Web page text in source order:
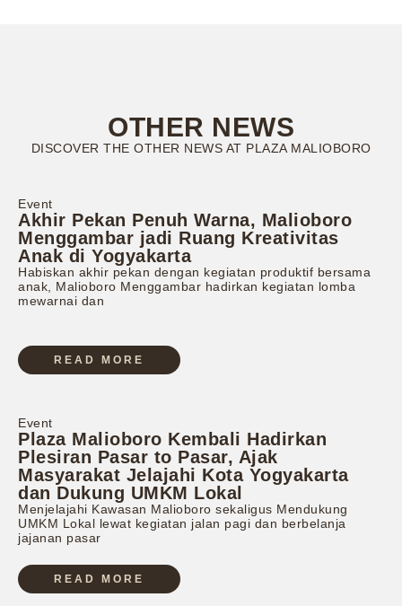
OTHER NEWS
DISCOVER THE OTHER NEWS AT PLAZA MALIOBORO
Event
Akhir Pekan Penuh Warna, Malioboro
Menggambar jadi Ruang Kreativitas
Anak di Yogyakarta
Habiskan akhir pekan dengan kegiatan produktif bersama
anak, Malioboro Menggambar hadirkan kegiatan lomba
mewarnai dan
READ MORE
Event
Plaza Malioboro Kembali Hadirkan
Plesiran Pasar to Pasar, Ajak
Masyarakat Jelajahi Kota Yogyakarta
dan Dukung UMKM Lokal
Menjelajahi Kawasan Malioboro sekaligus Mendukung
UMKM Lokal lewat kegiatan jalan pagi dan berbelanja
jajanan pasar
READ MORE